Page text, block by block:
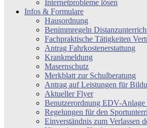
Internetprobleme lösen
Infos & Formulare
Hausordnung
Benimmregeln
Fachpraktische Tätigkeiten
Antrag Fahrkostenerstattung
Krankmeldung
Masernschutz
Merkblatt zur Schulberatung
Antrag auf Leistungen für
Aktueller Flyer
Benutzerordnung EDV-
Regelungen für den
Einverständnis zum Verlassen